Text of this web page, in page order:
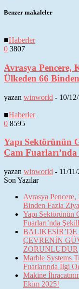
Benzer makaleler
■Haberler
0 3807
Avrasya Pencere,
Ülkeden 66
yazan winworld - 10/
■Haberler
0 8595
Yapı Sektörünün
Cam
yazan winworld - 11/
Son Yazılar
Avrasya
Binden Fazla
Yapı Sektörünün
Fuarları’nda
ÇEVRENİN
ZORUNLUDUR
Marble Systems
Fuarlarında İlgi
Makine
Ekim 2025!